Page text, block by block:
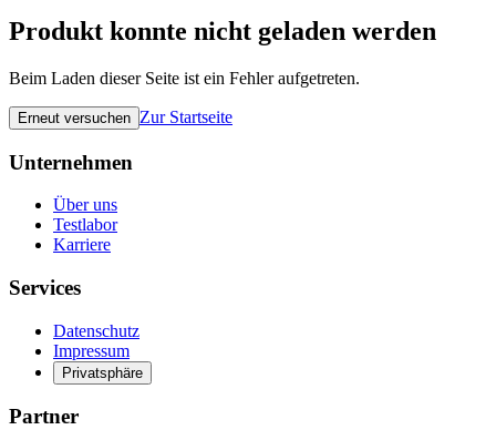
Produkt konnte nicht geladen werden
Beim Laden dieser Seite ist ein Fehler aufgetreten.
Erneut versuchen Zur Startseite
Unternehmen
Über uns
Testlabor
Karriere
Services
Datenschutz
Impressum
Privatsphäre
Partner